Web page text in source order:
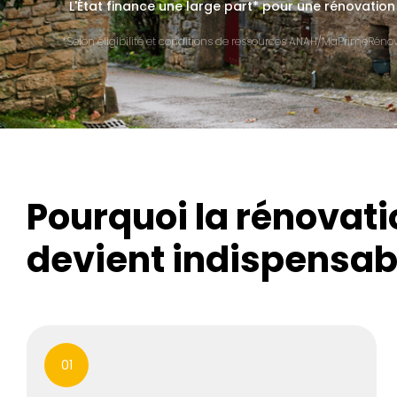
L'État finance une large part* pour une
*Selon éligibilité et conditions de ressources ANAH/
Pourquoi la
devient
01